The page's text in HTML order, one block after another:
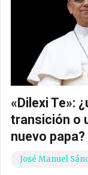
«Dilexi Te»:
transición o
nuevo papa?
José Manuel